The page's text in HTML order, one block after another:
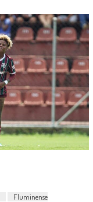
Fluminense